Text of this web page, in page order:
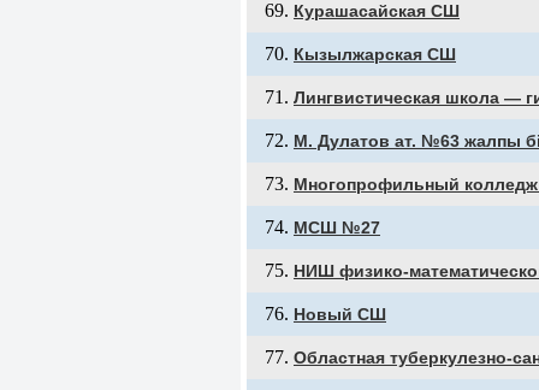
Курашасайская СШ
Кызылжарская СШ
Лингвистическая школа —​
М. Дулатов ат. №63 жалпы
Многопрофильный
МСШ №27
НИШ физико-
Новый СШ
Областная туберкулезно-